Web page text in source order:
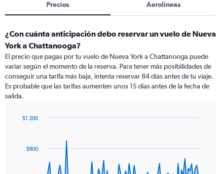
Precios Aerolíneas
¿Con cuánta anticipación debo reservar un vuelo de Nueva
York a Chattanooga?
El precio que pagas por tu vuelo de Nueva York a Chattanooga puede
variar según el momento de la reserva. Para tener más posibilidades de
conseguir una tarifa más baja, intenta reservar 84 días antes de tu viaje.
Es probable que las tarifas aumenten unos 15 días antes de la fecha de
salida.
data$800
$1.200